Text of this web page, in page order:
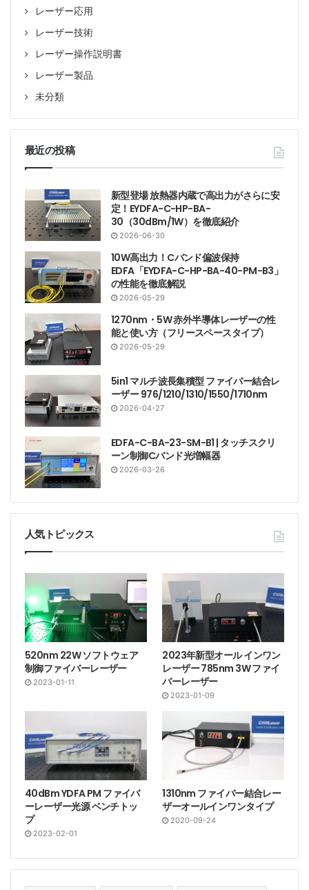
レーザー応用
レーザー技術
レーザー操作説明書
レーザー製品
未分類
最近の投稿
新型登場 放熱器内蔵で高出力がさらに安
定！EYDFA-C-HP-BA-
30（30dBm/1W）を徹底紹介
2026-06-30
10W高出力！Cバンド偏波保持
EDFA「EYDFA-C-HP-BA-40-PM-B3」
の性能を徹底解説
2026-05-29
1270nm・5W 赤外半導体レーザーの性
能と使い方（フリースペースタイプ）
2026-05-29
5in1 マルチ波長集積型 ファイバー結合レ
ーザー 976/1210/1310/1550/1710nm
2026-04-27
EDFA-C-BA-23-SM-B1 | タッチスクリ
ーン制御Cバンド光増幅器
2026-03-26
人気トピックス
520nm 22W ソフトウェア
制御ファイバーレーザー
2023-01-11
2023年新型オール インワン
レーザー 785nm 3W ファイ
バーレーザー
2023-01-09
40dBm YDFA PM ファイバ
ーレーザー光源 ベンチトッ
プ
2023-02-01
1310nm ファイバー結合レー
ザーオールインワンタイプ
2020-09-24